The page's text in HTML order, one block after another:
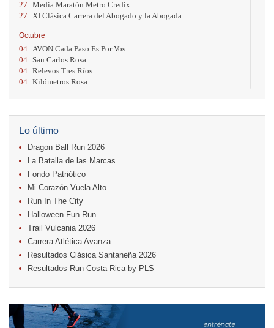
27. Media Maratón Metro Credix
27.
XI Clásica Carrera del Abogado y la Abogada
Octubre
04. AVON Cada Paso Es Por Vos
04. San Carlos Rosa
04. Relevos Tres Ríos
04. Kilómetros Rosa
18. Casa Turire Trail Run
18.
Warriors Run Circuit
18. Samsung Jacó Beach Half Marathon 2026
25. KRun by Under Armour
25. Run Alajuela
31.
Halloween Fun Run
Noviembre
08. Lindora Run
15. Entre Pan y Rosas
Diciembre
06. Trail Vulcania 2026
12. Media Maratón Puntarenas 2026
Lo último
Dragon Ball Run 2026
La Batalla de las Marcas
Fondo Patriótico
Mi Corazón Vuela Alto
Run In The City
Halloween Fun Run
Trail Vulcania 2026
Carrera Atlética Avanza
Resultados Clásica Santaneña 2026
Resultados Run Costa Rica by PLS